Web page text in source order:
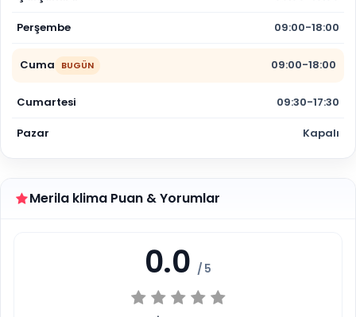
Perşembe 09:00-18:00
Cuma BUGÜN 09:00-18:00
Cumartesi 09:30-17:30
Pazar Kapalı
Merila klima Puan & Yorumlar
0.0 / 5